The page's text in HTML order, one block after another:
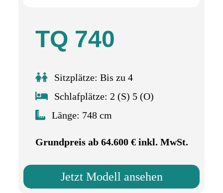
TQ 740
Sitzplätze: Bis zu 4
Schlafplätze: 2 (S) 5 (O)
Länge: 748 cm
Grundpreis ab 64.600 € inkl. MwSt.
Jetzt Modell ansehen